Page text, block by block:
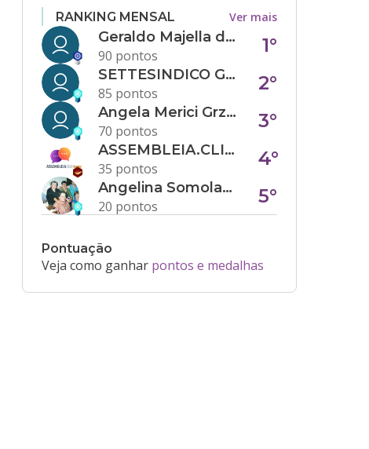
RANKING MENSAL Ver mais
Geraldo Majella da Silva
90 pontos
1°
SETTESINDICO GOVERNANÇA CONDOMINIAL
85 pontos
2°
Angela Merici Grzybowski
70 pontos
3°
ASSEMBLEIA.CLICK
35 pontos
4°
Angelina Somolanji R. Oliveira
20 pontos
5°
Pontuação
Veja como ganhar pontos e medalhas